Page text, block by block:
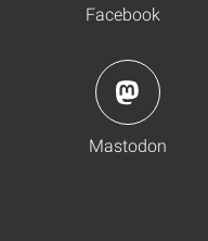
Facebook
Mastodon